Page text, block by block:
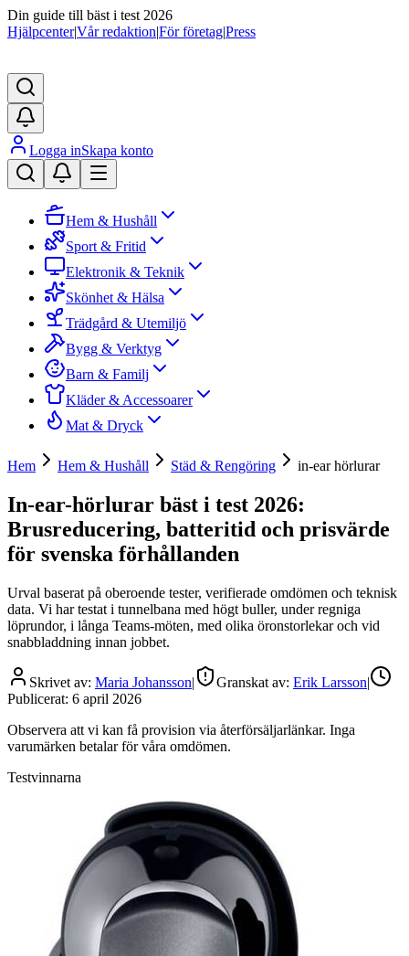
Din guide till bäst i test 2026
Hjälpcenter|Vår redaktion|För företag|Press
Logga inSkapa konto
Hem & Hushåll
Sport & Fritid
Elektronik & Teknik
Skönhet & Hälsa
Trädgård & Utemiljö
Bygg & Verktyg
Barn & Familj
Kläder & Accessoarer
Mat & Dryck
Hem Hem & Hushåll Städ & Rengöring in-ear hörlurar
In-ear-hörlurar bäst i test 2026:
Brusreducering, batteritid och prisvärde
för svenska förhållanden
Urval baserat på oberoende tester, verifierade omdömen och teknisk
data. Vi har testat i tunnelbana med högt buller, under regniga
löprundor, i långa Teams-möten, med olika öronstorlekar och vid
snabbladdning innan jobbet.
Skrivet av: Maria Johansson| Granskat av: Erik Larsson|
Publicerat: 6 april 2026
Observera att vi kan få provision via återförsäljarlänkar. Inga
varumärken betalar för våra omdömen.
Testvinnarna